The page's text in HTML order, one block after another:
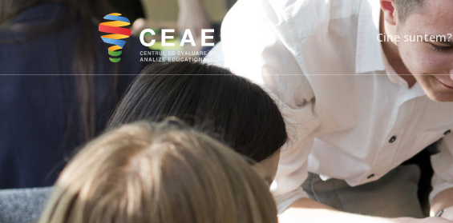
Cine suntem?